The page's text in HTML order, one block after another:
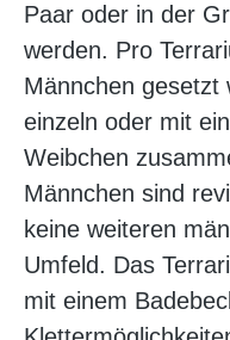
Paar oder in der
werden. Pro
Männchen gesetzt
einzeln oder mit
Weibchen
Männchen sind
keine weiteren
Umfeld. Das
mit einem